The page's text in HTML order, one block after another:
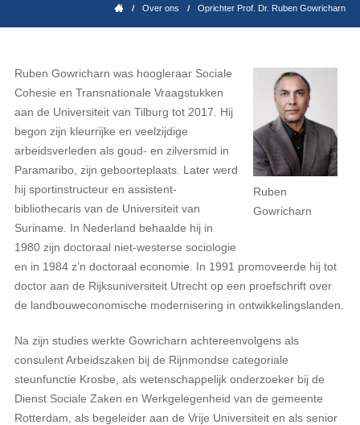
Over ons Oprichter Prof. Dr. Ruben Gowricharn
Ruben
Gowricharn
Ruben Gowricharn was hoogleraar Sociale
Cohesie en Transnationale Vraagstukken
aan de Universiteit van Tilburg tot 2017. Hij
begon zijn kleurrijke en veelzijdige
arbeidsverleden als goud- en zilversmid in
Paramaribo, zijn geboorteplaats. Later werd
hij sportinstructeur en assistent-
bibliothecaris van de Universiteit van
Suriname. In Nederland behaalde hij in
1980 zijn doctoraal niet-westerse sociologie
en in 1984 z’n doctoraal economie. In 1991 promoveerde hij tot
doctor aan de Rijksuniversiteit Utrecht op een proefschrift over
de landbouweconomische modernisering in ontwikkelingslanden.
Na zijn studies werkte Gowricharn achtereenvolgens als
consulent Arbeidszaken bij de Rijnmondse categoriale
steunfunctie Krosbe, als wetenschappelijk onderzoeker bij de
Dienst Sociale Zaken en Werkgelegenheid van de gemeente
Rotterdam, als begeleider aan de Vrije Universiteit en als senior